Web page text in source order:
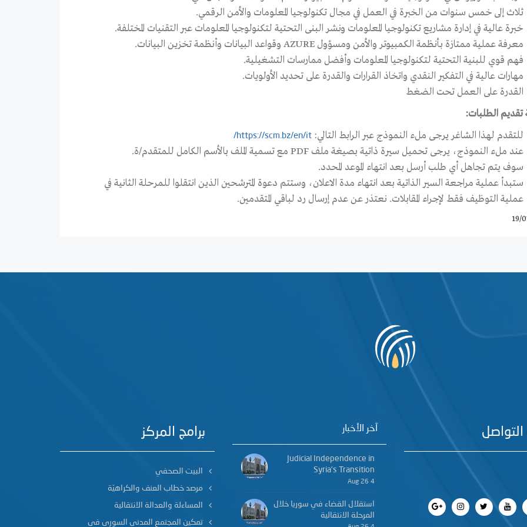
ثلاث إلى خمس سنوات من الخبرة في العمل في مجال تكنولوجيا المعلومات والأمن الرقمي.
خبرة عالية في إدارة مشاريع تكنولوجيا المعلومات ونشر البنى التحتية لتكنولوجيا المعلومات عبر التقنيات المختلفة.
معرفة عملية ممتازة بأنظمة الكمبيوتر والأمن ومسؤول AZURE وقواعد البيانات وأنظمة تخزين البيانات.
فهم قوي للبنية التحتية لتكنولوجيا المعلومات وأفضل ممارسات التشغيلية.
مهارات عالية في التفكير النقدي واتخاذ القرارات والقدرة على تحديد الأولويات.
القدرة على العمل تحت الضغط
تقديم الطلبات:
للتقدم لهذا الشاغر يرجى ملء النموذج عبر الرابط التالي:https://scm.bz/en/it/
عند ملء النموذج، يرجى تحميل سيرة ذاتية بصيغة ملف PDF مع تسمية الملف بالأسم الكامل للمتقدم/ة.
سوف يتم تجاهل أي طلب أرسل بعد انتهاء الموعد المحدد.
ستبدأ عملية مراجعة السير الذاتية بعد انتهاء مدة الاعلان، وستتم دعوة المترشحين الذين انتقلوا للمرحلة الثانية في
عملية التوظيف فقط لإجراء المقابلات. نعتذر عن عدم إرسال رد لباقي المتقدمين.
19/
برامج المركز
البيت الصحفي
مرصد خطاب العنف والكراهيّة
المساءلة والعدالة الانتقالية
تمكين المجتمع المدني السوري في
آخر الأخبار
Judicial Independence in
Syria’s Transition
4 Aug 26
استقلال القضاء في سوريا خلال
المرحلة الانتقالية